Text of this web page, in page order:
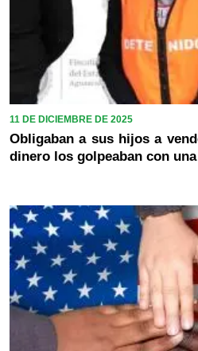
11 DE DICIEMBRE DE 2025
Obligaban a sus hijos a
dinero los golpeaban con